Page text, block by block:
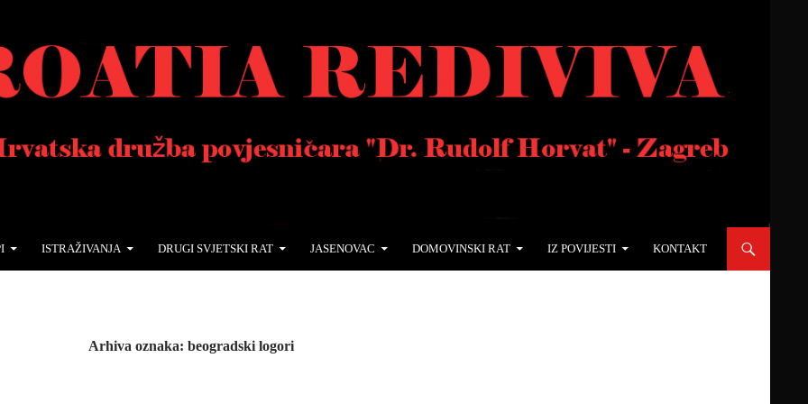
ISTRAŽIVANJA DRUGI SVJETSKI RAT JASENOVAC DOMOVINSKI RAT IZ POVIJESTI KONTAKT
Arhiva oznaka: beogradski logori